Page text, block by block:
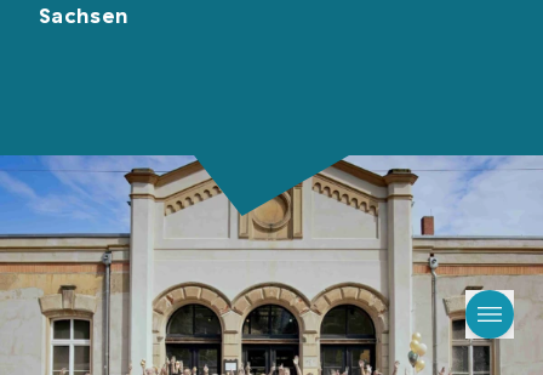
Sachsen